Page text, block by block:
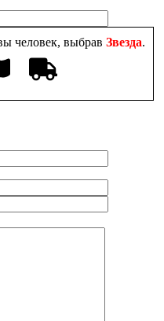
человек, выбрав Звезда.